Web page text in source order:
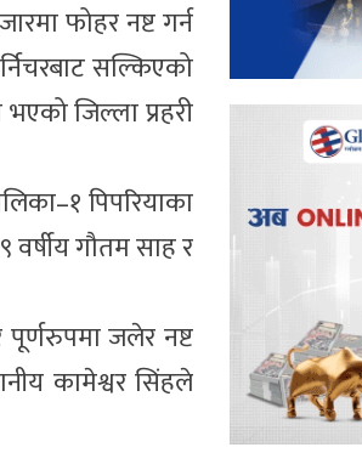
फोहर नष्ट गर्न
सल्किएको
जिल्ला प्रहरी
पिपरियाका
वर्षीय गौतम साह र
जलेर नष्ट
कामेश्वर सिंहले